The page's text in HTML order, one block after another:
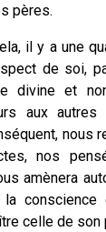
pères.
il y a une
de soi,
divine et
aux
nous
nos
amènera
conscience
celle de son